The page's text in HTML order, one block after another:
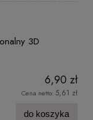
3D
6,90 zł
Cena netto: 5,61 zł
do koszyka